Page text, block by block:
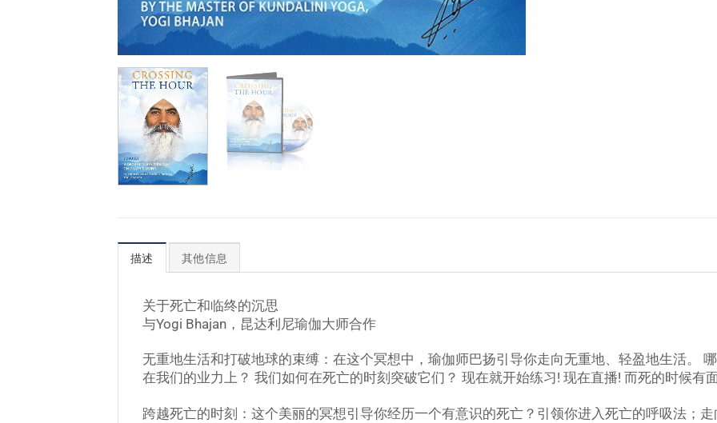
描述 其他信息
关于死亡和临终的沉思
与Yogi Bhajan，昆达利尼瑜伽大师合作
无重地生活和打破地球的束缚：在这个冥想中，瑜伽师巴扬引导你走向无重地、轻盈地生活。
在我们的业力上？ 我们如何在死亡的时刻突破它们？ 现在就开始练习! 现在直播! 而死的时候有
跨越死亡的时刻：这个美丽的冥想引导你经历一个有意识的死亡？引领你进入死亡的呼吸法；